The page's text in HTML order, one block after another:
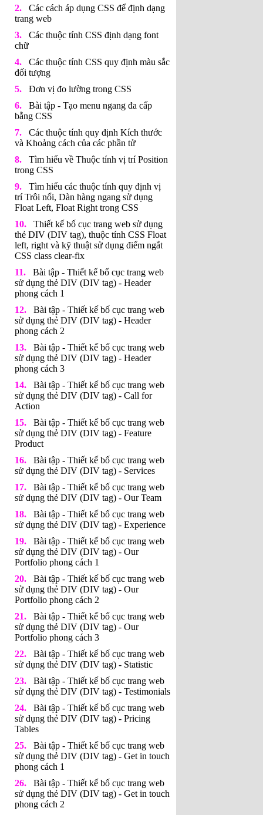
Các cách áp dụng CSS để định dạng
trang web
Các thuộc tính CSS định dạng font
chữ
Các thuộc tính CSS quy định màu sắc
đối tượng
Đơn vị đo lường trong CSS
Bài tập - Tạo menu ngang đa cấp
bằng CSS
Các thuộc tính quy định Kích thước
và Khoảng cách của các phần tử
Tìm hiểu về Thuộc tính vị trí Position
trong CSS
Tìm hiểu các thuộc tính quy định vị
trí Trôi nổi, Dàn hàng ngang sử dụng
Float Left, Float Right trong CSS
Thiết kế bố cục trang web sử dụng
thẻ DIV (DIV tag), thuộc tính CSS Float
left, right và kỹ thuật sử dụng điểm ngắt
CSS class clear-fix
Bài tập - Thiết kế bố cục trang web
sử dụng thẻ DIV (DIV tag) - Header
phong cách 1
Bài tập - Thiết kế bố cục trang web
sử dụng thẻ DIV (DIV tag) - Header
phong cách 2
Bài tập - Thiết kế bố cục trang web
sử dụng thẻ DIV (DIV tag) - Header
phong cách 3
Bài tập - Thiết kế bố cục trang web
sử dụng thẻ DIV (DIV tag) - Call for
Action
Bài tập - Thiết kế bố cục trang web
sử dụng thẻ DIV (DIV tag) - Feature
Product
Bài tập - Thiết kế bố cục trang web
sử dụng thẻ DIV (DIV tag) - Services
Bài tập - Thiết kế bố cục trang web
sử dụng thẻ DIV (DIV tag) - Our Team
Bài tập - Thiết kế bố cục trang web
sử dụng thẻ DIV (DIV tag) - Experience
Bài tập - Thiết kế bố cục trang web
sử dụng thẻ DIV (DIV tag) - Our
Portfolio phong cách 1
Bài tập - Thiết kế bố cục trang web
sử dụng thẻ DIV (DIV tag) - Our
Portfolio phong cách 2
Bài tập - Thiết kế bố cục trang web
sử dụng thẻ DIV (DIV tag) - Our
Portfolio phong cách 3
Bài tập - Thiết kế bố cục trang web
sử dụng thẻ DIV (DIV tag) - Statistic
Bài tập - Thiết kế bố cục trang web
sử dụng thẻ DIV (DIV tag) - Testimonials
Bài tập - Thiết kế bố cục trang web
sử dụng thẻ DIV (DIV tag) - Pricing
Tables
Bài tập - Thiết kế bố cục trang web
sử dụng thẻ DIV (DIV tag) - Get in touch
phong cách 1
Bài tập - Thiết kế bố cục trang web
sử dụng thẻ DIV (DIV tag) - Get in touch
phong cách 2